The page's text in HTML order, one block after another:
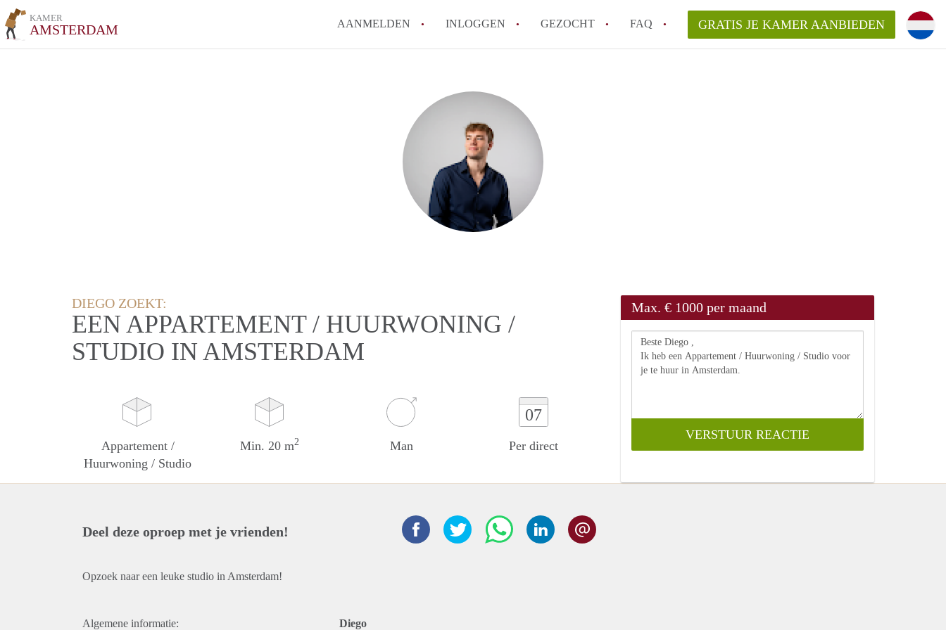
KAMER
AMSTERDAM AANMELDEN INLOGGEN GEZOCHT FAQ
Wat zijn de opzegtermijnen bij een kamer in Amsterdam?
Wat zijn de populairste zoektermen voor een kamer in Amsterdam en wat
betekent dit voor jou als zoeker?
Wat is een studentenkamer in Amsterdam?
Waarom geen bemiddelingskosten voor de huurder?
Alle veelgestelde vragen
GRATIS JE KAMER AANBIEDEN
DIEGO ZOEKT:
EEN APPARTEMENT / HUURWONING /
STUDIO IN AMSTERDAM
Appartement /
Huurwoning / Studio
Min. 20 m2 Man
07
Per direct
Max. € 1000 per maand
Deel deze oproep met je vrienden!
Opzoek naar een leuke studio in Amsterdam!
Algemene informatie: Diego